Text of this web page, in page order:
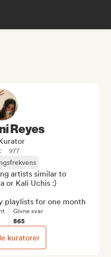
Reyes
977
artists similar to
or Kali Uchis :)
playlists for one month
Givne svar
865
kuratorer